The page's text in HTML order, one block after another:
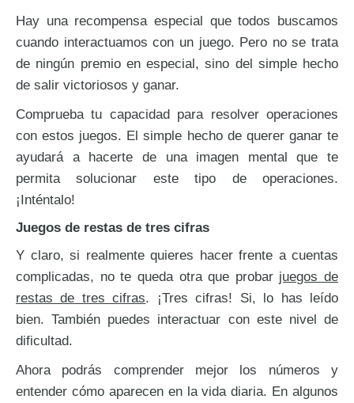
Hay una recompensa especial que todos buscamos
cuando interactuamos con un juego. Pero no se trata
de ningún premio en especial, sino del simple hecho
de salir victoriosos y ganar.
Comprueba tu capacidad para resolver operaciones
con estos juegos. El simple hecho de querer ganar te
ayudará a hacerte de una imagen mental que te
permita solucionar este tipo de operaciones.
¡Inténtalo!
Juegos de restas de tres cifras
Y claro, si realmente quieres hacer frente a cuentas
complicadas, no te queda otra que probar juegos de
restas de tres cifras. ¡Tres cifras! Si, lo has leído
bien. También puedes interactuar con este nivel de
dificultad.
Ahora podrás comprender mejor los números y
entender cómo aparecen en la vida diaria. En algunos